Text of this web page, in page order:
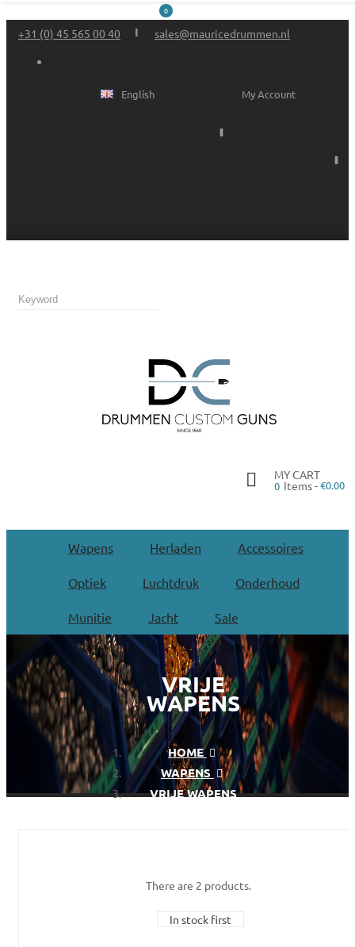
0
+31 (0) 45 565 00 40 sales@mauricedrummen.nl
My Account
English
MY CART
0 Items -€0.00
Wapens Herladen Accessoires
Optiek Luchtdruk Onderhoud
Munitie Jacht Sale
VRIJE
WAPENS
HOME
WAPENS
VRIJE WAPENS
There are 2 products.
In stock first